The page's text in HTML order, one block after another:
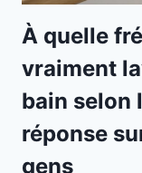
À quelle
vraiment
bain selon
réponse
gens